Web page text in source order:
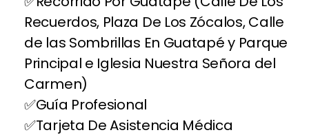
Recuerdos, Plaza De Los Zócalos, Calle
de las Sombrillas En Guatapé y Parque
Principal e Iglesia Nuestra Señora del
Carmen)
Guía Profesional
Tarjeta De Asistencia Médica